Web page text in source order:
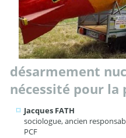
désarmement
nécessité pour la
Jacques FATH
sociologue, ancien
PCF